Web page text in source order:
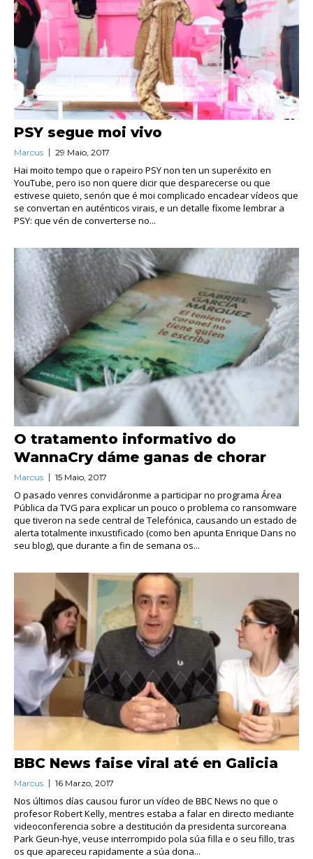
PSY segue moi vivo
Marcus 29 Maio, 2017
Hai moito tempo que o rapeiro PSY non ten un superéxito en
YouTube, pero iso non quere dicir que desparecerse ou que
estivese quieto, senón que é moi complicado encadear vídeos que
se convertan en auténticos virais, e un detalle fíxome lembrar a
PSY: que vén de converterse no...
O tratamento informativo do
WannaCry dáme ganas de chorar
Marcus 15 Maio, 2017
O pasado venres convidáronme a participar no programa Área
Pública da TVG para explicar un pouco o problema co ransomware
que tiveron na sede central de Telefónica, causando un estado de
alerta totalmente inxustificado (como ben apunta Enrique Dans no
seu blog), que durante a fin de semana os...
BBC News faise viral até en Galicia
Marcus 16 Marzo, 2017
Nos últimos días causou furor un vídeo de BBC News no que o
profesor Robert Kelly, mentres estaba a falar en directo mediante
videoconferencia sobre a destitución da presidenta surcoreana
Park Geun-hye, veuse interrompido pola súa filla e o seu fillo, tras
os que apareceu rapidamente a súa dona...